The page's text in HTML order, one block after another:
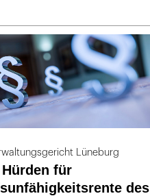
Lüneburg
Hürden für
des